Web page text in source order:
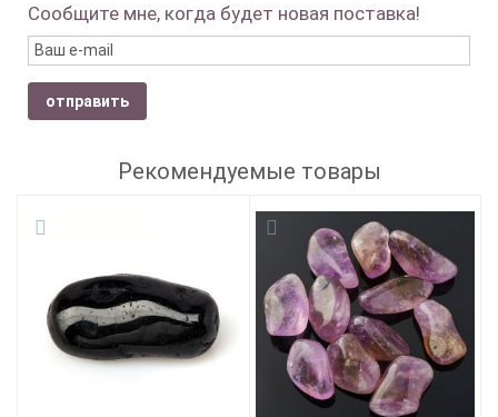
Сообщите мне, когда будет новая поставка!
отправить
Рекомендуемые товары